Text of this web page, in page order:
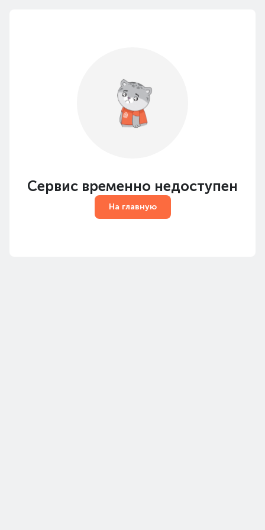
Сервис временно недоступен
На главную